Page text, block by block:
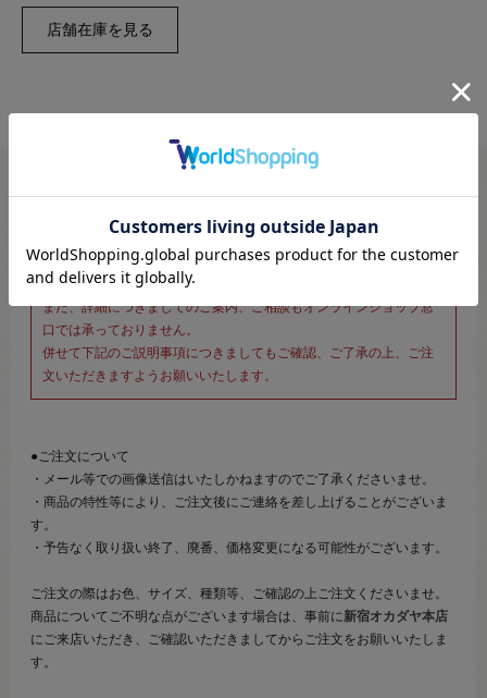
※新宿オカダヤ本店お取り扱い商品のご注文専用ページです※
こちらのページは、店頭にてあらかじめ商品詳細および商品コード
をご確認いただいた上でご注文いただけるページです。
そのため、商品画像および詳細は記載しておりません。
また、詳細につきましてのご案内、ご相談もオンラインショップ窓
口では承っておりません。
併せて下記のご説明事項につきましてもご確認、ご了承の上、ご注
文いただきますようお願いいたします。
●ご注文について
・メール等での画像送信はいたしかねますのでご了承くださいませ。
・商品の特性等により、ご注文後にご連絡を差し上げることがございま
す。
・予告なく取り扱い終了、廃番、価格変更になる可能性がございます。
ご注文の際はお色、サイズ、種類等、ご確認の上ご注文くださいませ。
商品についてご不明な点がございます場合は、事前に新宿オカダヤ本店
にご来店いただき、ご確認いただきましてからご注文をお願いいたしま
す。